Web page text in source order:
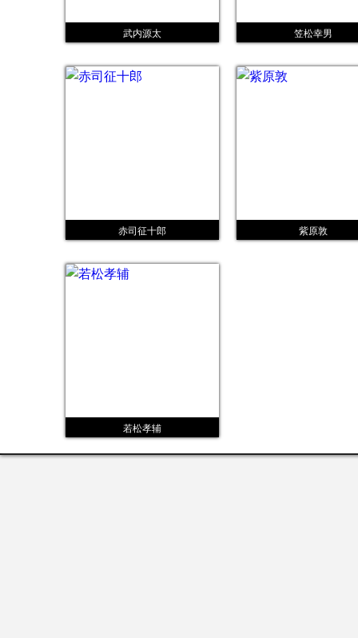
武内源太 笠松幸男
赤司征十郎 紫原敦
若松孝辅